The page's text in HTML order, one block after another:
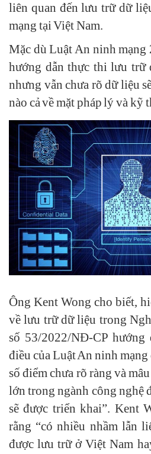
liên quan đến lưu trữ dữ
mạng tại Việt Nam.
Mặc dù Luật An ninh
hướng dẫn thực thi lưu trữ
nhưng vẫn chưa rõ dữ liệu
nào cả về mặt pháp lý và kỹ
Ông Kent Wong cho biết,
về lưu trữ dữ liệu trong
số 53/2022/NĐ-CP hướng
điều của Luật An ninh
số điểm chưa rõ ràng và
lớn trong ngành công nghệ
sẽ được triển khai”. Kent
rằng “có nhiều nhầm lẫn
được lưu trữ ở Việt Nam